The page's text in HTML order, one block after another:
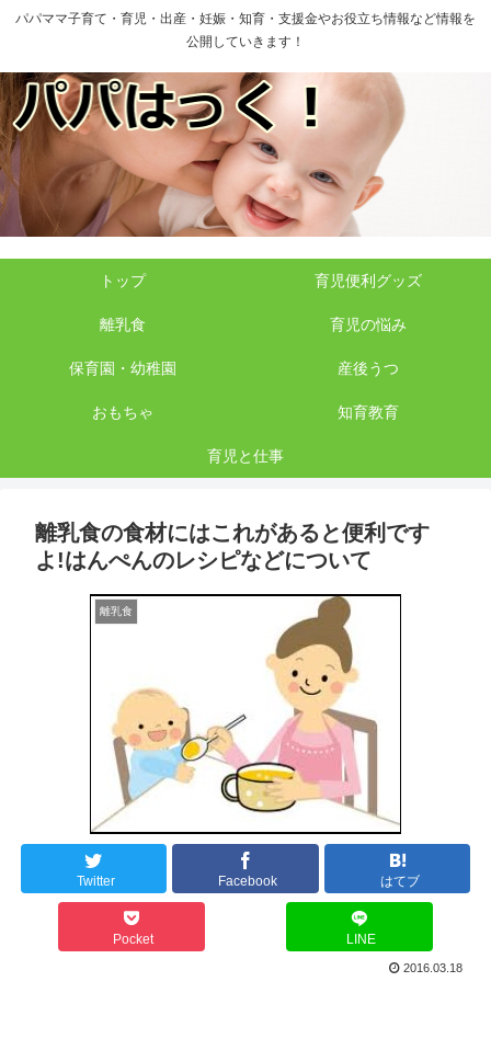
パパママ子育て・育児・出産・妊娠・知育・支援金やお役立ち情報など情報を
公開していきます！
トップ 育児便利グッズ
離乳食 育児の悩み
保育園・幼稚園 産後うつ
おもちゃ 知育教育
育児と仕事
離乳食の食材にはこれがあると便利です
よ!はんぺんのレシピなどについて
離乳食
Twitter Facebook はてブ
Pocket LINE
2016.03.18